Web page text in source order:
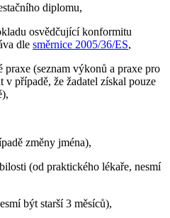
diplomu,
osvědčující konformitu
dle směrnice 2005/36/ES,
praxe (seznam výkonů a praxe pro
v případě, že žadatel získal pouze
změny jména),
(od praktického lékaře, nesmí
být starší 3 měsíců),